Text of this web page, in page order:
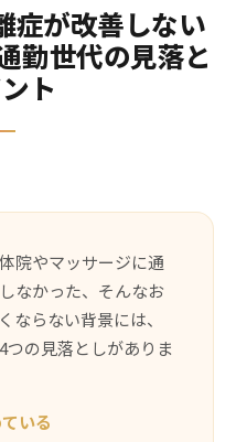
症が改善しない
勤世代の見落と
ト
院やマッサージに通
なかった、そんなお
ならない背景には、
の見落としがありま
いる